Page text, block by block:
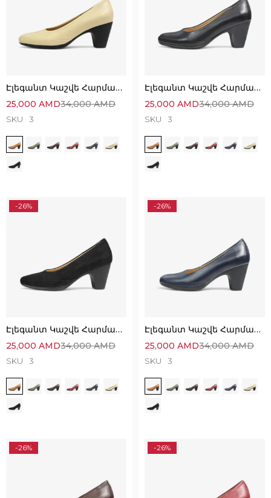
Էլեգանտ Կաշվե Հարմարավետ Կոշիկներ
34,000AMD
25,000 AMD
SKU 3
Էլեգանտ Կաշվե Հարմարավետ Կոշիկներ
34,000AMD
25,000 AMD
SKU 3
-26%
Էլեգանտ Կաշվե Հարմարավետ Կոշիկներ
34,000AMD
25,000 AMD
SKU 3
-26%
Էլեգանտ Կաշվե Հարմարավետ Կոշիկներ
34,000AMD
25,000 AMD
SKU 3
-26% -26%